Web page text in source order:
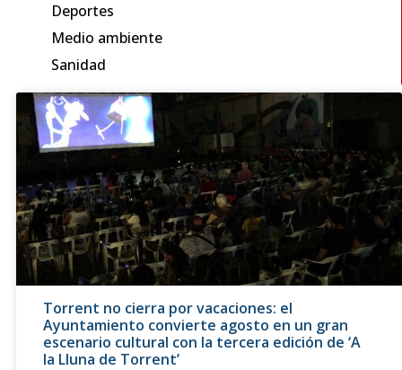
Deportes
Medio ambiente
Sanidad
Torrent no cierra por vacaciones: el
Ayuntamiento convierte agosto en un gran
escenario cultural con la tercera edición de ‘A
la Lluna de Torrent’